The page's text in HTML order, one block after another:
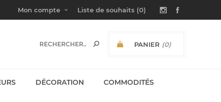
Mon compte Liste de souhaits (0)
PANIER (0)
DÉCORATION COMMODITÉS